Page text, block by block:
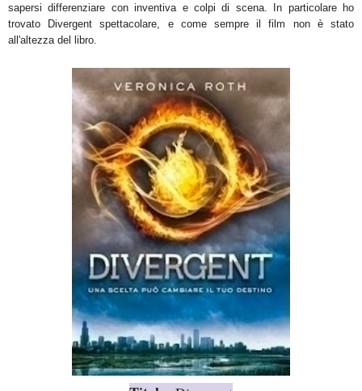
sapersi differenziare con inventiva e colpi di scena. In particolare ho
trovato Divergent spettacolare, e come sempre il film non è stato
all'altezza del libro.